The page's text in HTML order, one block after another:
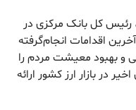
رئیس کل بانک مرکزی در
اقدامات انجام‌گرفته
و بهبود معیشت مردم را
در بازار ارز کشور ارائه